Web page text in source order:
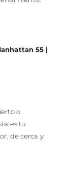
55 |
o
es tu
de cerca y